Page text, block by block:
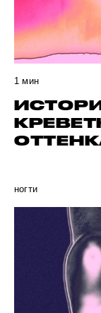
1 мин
ногти